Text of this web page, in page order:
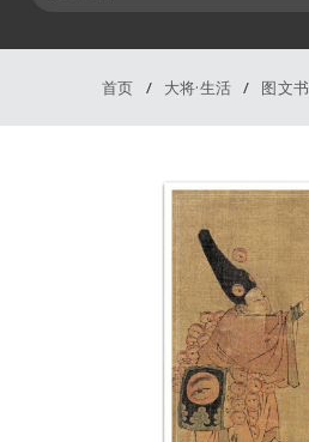
首页 / 大将·生活 / 图文书